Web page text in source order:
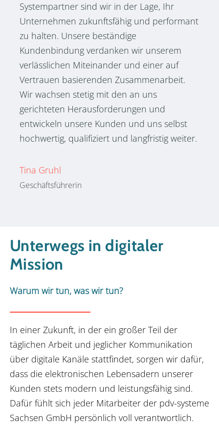
Systempartner sind wir in der Lage, Ihr
Unternehmen zukunftsfähig und performant
zu halten. Unsere beständige
Kundenbindung verdanken wir unserem
verlässlichen Miteinander und einer auf
Vertrauen basierenden Zusammenarbeit.
Wir wachsen stetig mit den an uns
gerichteten Herausforderungen und
entwickeln unsere Kunden und uns selbst
hochwertig, qualifiziert und langfristig weiter.
Tina Gruhl
Geschäftsführerin
Unterwegs in digitaler
Mission
Warum wir tun, was wir tun?
In einer Zukunft, in der ein großer Teil der
täglichen Arbeit und jeglicher Kommunikation
über digitale Kanäle stattfindet, sorgen wir dafür,
dass die elektronischen Lebensadern unserer
Kunden stets modern und leistungsfähig sind.
Dafür fühlt sich jeder Mitarbeiter der pdv-systeme
Sachsen GmbH persönlich voll verantwortlich.